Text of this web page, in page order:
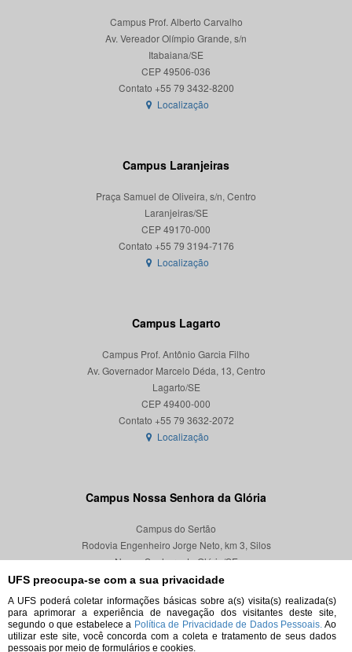
UFS preocupa-se com a sua privacidade
A UFS poderá coletar informações básicas sobre a(s) visita(s) realizada(s)
para aprimorar a experiência de navegação dos visitantes deste site,
segundo o que estabelece a Política de Privacidade de Dados Pessoais. Ao
utilizar este site, você concorda com a coleta e tratamento de seus dados
pessoais por meio de formulários e cookies.
Campus Prof. Alberto Carvalho
Av. Vereador Olímpio Grande, s/n
Itabaiana/SE
CEP 49506-036
Localização
Campus Laranjeiras
Praça Samuel de Oliveira, s/n, Centro
Laranjeiras/SE
CEP 49170-000
Localização
Campus Lagarto
Campus Prof. Antônio Garcia Filho
Av. Governador Marcelo Déda, 13, Centro
Lagarto/SE
CEP 49400-000
Localização
Campus Nossa Senhora da Glória
Campus do Sertão
Rodovia Engenheiro Jorge Neto, km 3, Silos
Nossa Senhora da Glória/SE
CEP 49680-000
Localização